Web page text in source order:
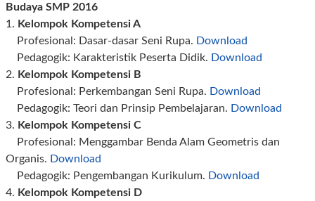
Budaya SMP 2016
1. Kelompok Kompetensi A
Profesional: Dasar-dasar Seni Rupa. Download
Pedagogik: Karakteristik Peserta Didik. Download
2. Kelompok Kompetensi B
Profesional: Perkembangan Seni Rupa. Download
Pedagogik: Teori dan Prinsip Pembelajaran. Download
3. Kelompok Kompetensi C
Profesional: Menggambar Benda Alam Geometris dan
Organis. Download
Pedagogik: Pengembangan Kurikulum. Download
4. Kelompok Kompetensi D